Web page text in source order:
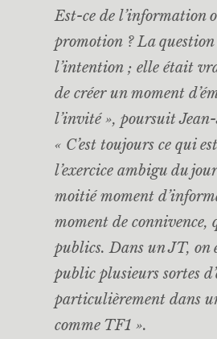
Est-ce de l’information
promotion ? La
l’intention ; elle était
de créer un moment
l’invité », poursuit Jean-
« C’est toujours ce qui
l’exercice ambigu du
moitié moment
moment de connivence,
publics. Dans un JT, on
public plusieurs sortes
particulièrement dans
comme TF1 ».